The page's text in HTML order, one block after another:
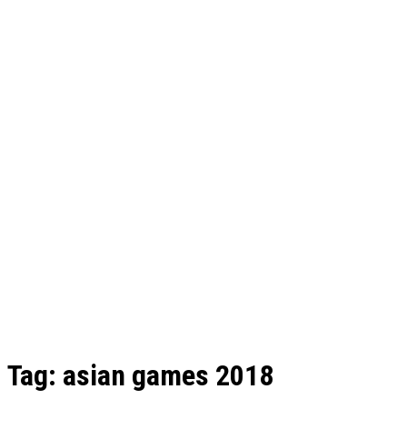
Tag: asian games 2018